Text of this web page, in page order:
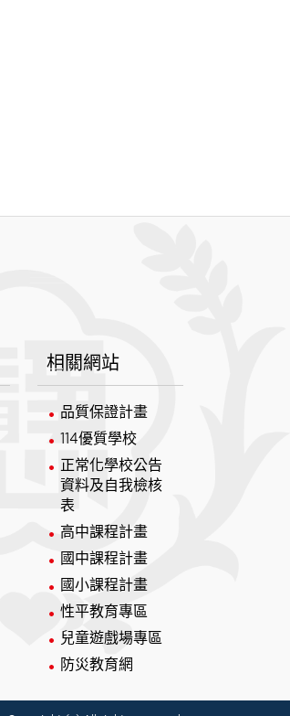
相關網站
品質保證計畫
114優質學校
正常化學校公告
資料及自我檢核
表
高中課程計畫
國中課程計畫
國小課程計畫
性平教育專區
兒童遊戲場專區
防災教育網